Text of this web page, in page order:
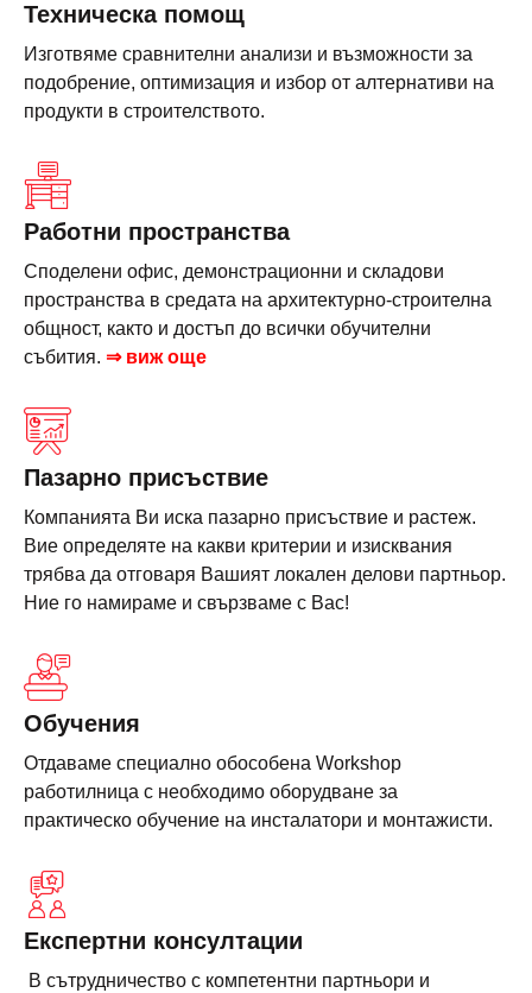
Техническа помощ
Изготвяме сравнителни анализи и възможности за
подобрение, оптимизация и избор от алтернативи на
продукти в строителството.
Работни пространства
Споделени офис, демонстрационни и складови
пространства в средата на архитектурно-строителна
общност, както и достъп до всички обучителни
събития. ⇒ виж още
Пазарно присъствие
Компанията Ви иска пазарно присъствие и растеж.
Вие определяте на какви критерии и изисквания
трябва да отговаря Вашият локален делови партньор.
Ние го намираме и свързваме с Вас!
Обучения
Отдаваме специално обособена Workshop
работилница с необходимо оборудване за
практическо обучение на инсталатори и монтажисти.
Експертни консултации
В сътрудничество с компетентни партньори и